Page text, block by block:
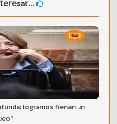
logramos frenan un